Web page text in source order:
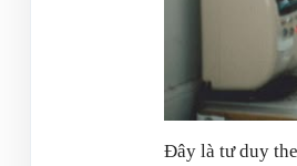
Đây là tư duy